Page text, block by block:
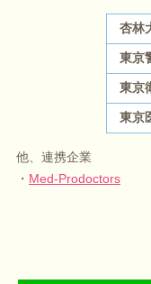
杏林
東京
東京
東京
他、連携企業
・ Med-Prodoctors